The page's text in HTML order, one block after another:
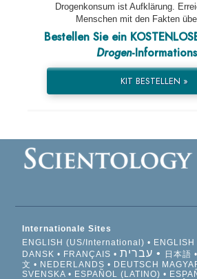
Drogenkonsum ist Aufklärung.
Menschen mit den Fakten
Bestellen Sie ein
Drogen-
KIT BESTELLEN »
Internationale Sites
ENGLISH (US/International)
DANSK
FRANÇAIS עברית 日本語
文
NEDERLANDS DEUTSCH
SVENSKA
ESPAÑOL (LATINO)